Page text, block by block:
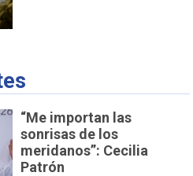
“Me importan las
sonrisas de los
meridanos”: Cecilia
Patrón